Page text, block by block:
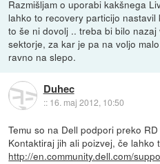
Razmišljam o uporabi kakšnega
lahko to recovery particijo
to še ni dovolj .. treba bi bilo
sektorje, za kar je pa na voljo
ravno na slepo.
Duhec
:: 16. maj 2012, 10:50
Temu so na Dell podpori preko
Kontaktiraj jih ali poizvej, če lahko
http://en.community.dell.com/